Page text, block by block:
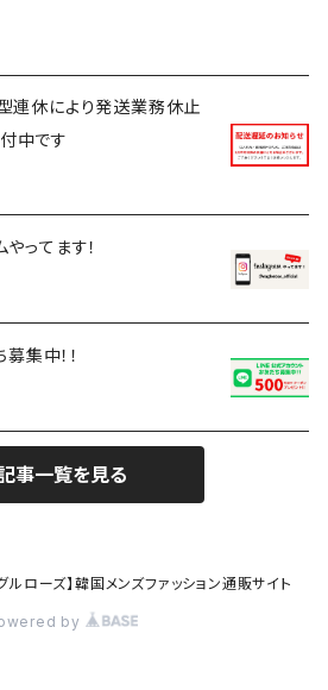
型連休により発送業務休止
中です
やってます！
集中！！
事一覧を見る
ローズ】韓国メンズファッション通販サイト
by